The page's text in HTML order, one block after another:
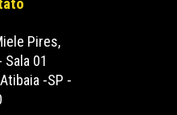
Pires,
Sala 01
-SP -